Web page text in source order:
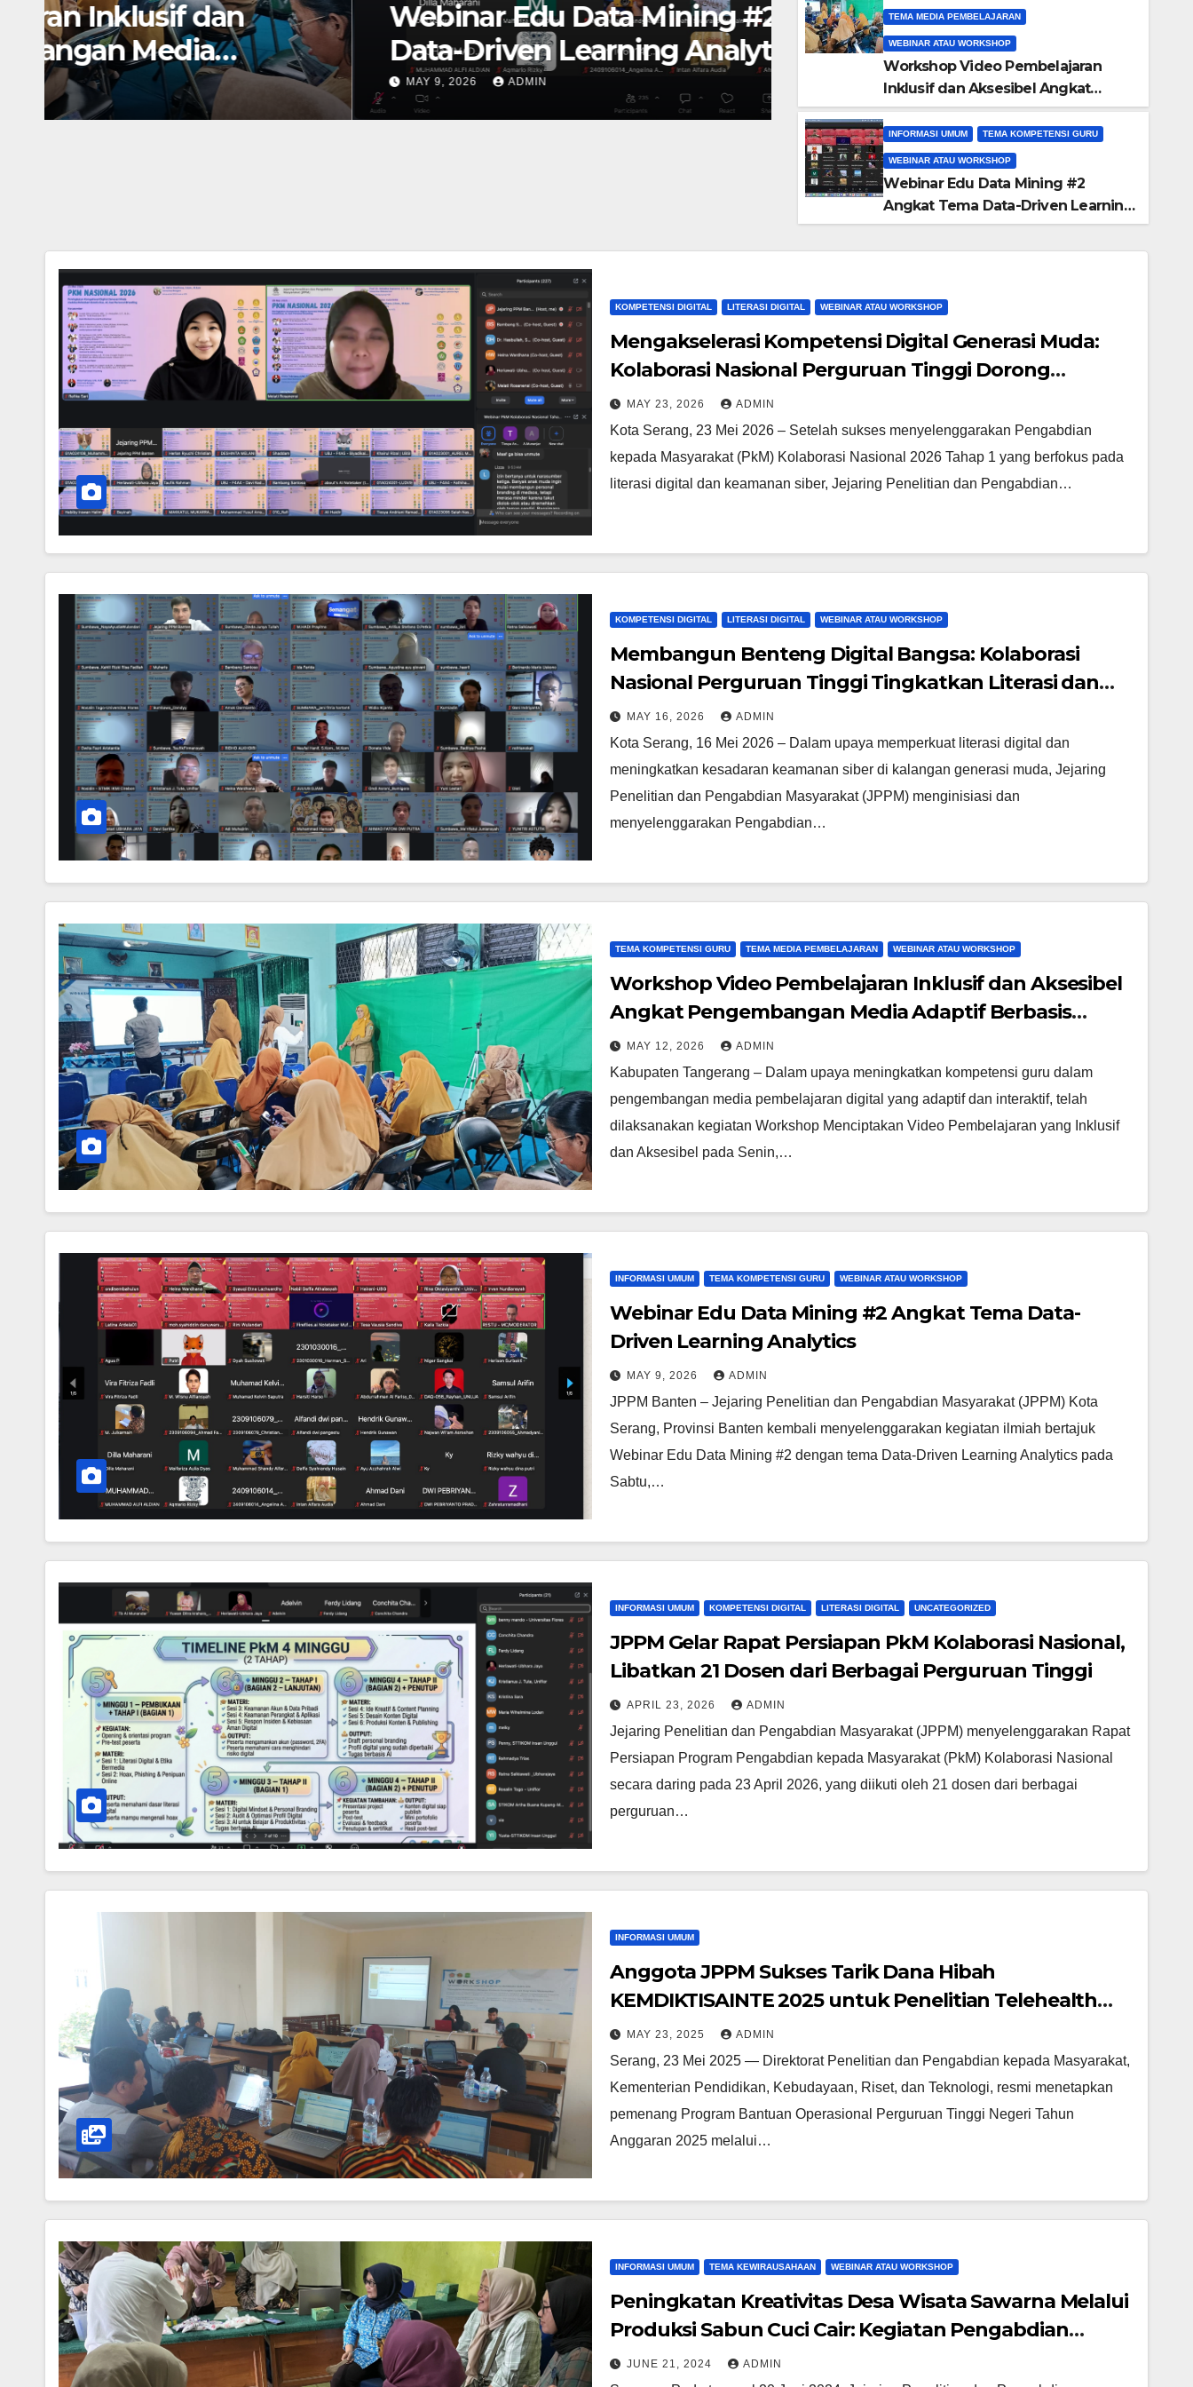
Webinar Edu Data Mining #2 Angkat Tema
Data-Driven Learning Analytics
MAY 9, 2026 ADMIN
JPPM Gelar Rapat
Nasional, Libatkan 21
Perguruan Tinggi
APRIL 23, 2026 ADMIN
Generasi Muda melalui Kegiatan
PkM
TEMA MEDIA PEMBELAJARAN
WEBINAR ATAU WORKSHOP
Workshop Video Pembelajaran
Inklusif dan Aksesibel Angkat
Pengembangan Media Adaptif
Berbasis Canva di SKH Negeri 01
Kabupaten Tangerang
INFORMASI UMUM TEMA KOMPETENSI GURU
WEBINAR ATAU WORKSHOP
Webinar Edu Data Mining #2
Angkat Tema Data-Driven Learning
Analytics
KOMPETENSI DIGITAL LITERASI DIGITAL WEBINAR ATAU WORKSHOP
Mengakselerasi Kompetensi Digital Generasi Muda:
Kolaborasi Nasional Perguruan Tinggi Dorong
Kreativitas, AI, dan Personal Branding melalui PkM
2026
MAY 23, 2026 ADMIN
Kota Serang, 23 Mei 2026 – Setelah sukses menyelenggarakan Pengabdian
kepada Masyarakat (PkM) Kolaborasi Nasional 2026 Tahap 1 yang berfokus pada
literasi digital dan keamanan siber, Jejaring Penelitian dan Pengabdian…
KOMPETENSI DIGITAL LITERASI DIGITAL WEBINAR ATAU WORKSHOP
Membangun Benteng Digital Bangsa: Kolaborasi
Nasional Perguruan Tinggi Tingkatkan Literasi dan
Keamanan Siber Generasi Muda melalui Kegiatan PkM
MAY 16, 2026 ADMIN
Kota Serang, 16 Mei 2026 – Dalam upaya memperkuat literasi digital dan
meningkatkan kesadaran keamanan siber di kalangan generasi muda, Jejaring
Penelitian dan Pengabdian Masyarakat (JPPM) menginisiasi dan
menyelenggarakan Pengabdian…
TEMA KOMPETENSI GURU TEMA MEDIA PEMBELAJARAN WEBINAR ATAU WORKSHOP
Workshop Video Pembelajaran Inklusif dan Aksesibel
Angkat Pengembangan Media Adaptif Berbasis
Canva di SKH Negeri 01 Kabupaten Tangerang
MAY 12, 2026 ADMIN
Kabupaten Tangerang – Dalam upaya meningkatkan kompetensi guru dalam
pengembangan media pembelajaran digital yang adaptif dan interaktif, telah
dilaksanakan kegiatan Workshop Menciptakan Video Pembelajaran yang Inklusif
dan Aksesibel pada Senin,…
INFORMASI UMUM TEMA KOMPETENSI GURU WEBINAR ATAU WORKSHOP
Webinar Edu Data Mining #2 Angkat Tema Data-
Driven Learning Analytics
MAY 9, 2026 ADMIN
JPPM Banten – Jejaring Penelitian dan Pengabdian Masyarakat (JPPM) Kota
Serang, Provinsi Banten kembali menyelenggarakan kegiatan ilmiah bertajuk
Webinar Edu Data Mining #2 dengan tema Data-Driven Learning Analytics pada
Sabtu,…
INFORMASI UMUM KOMPETENSI DIGITAL LITERASI DIGITAL UNCATEGORIZED
JPPM Gelar Rapat Persiapan PkM Kolaborasi Nasional,
Libatkan 21 Dosen dari Berbagai Perguruan Tinggi
APRIL 23, 2026 ADMIN
Jejaring Penelitian dan Pengabdian Masyarakat (JPPM) menyelenggarakan Rapat
Persiapan Program Pengabdian kepada Masyarakat (PkM) Kolaborasi Nasional
secara daring pada 23 April 2026, yang diikuti oleh 21 dosen dari berbagai
perguruan…
INFORMASI UMUM
Anggota JPPM Sukses Tarik Dana Hibah
KEMDIKTISAINTE 2025 untuk Penelitian Telehealth
Neonatal Android dan Model Neurofeedback EEG
Adaptif
MAY 23, 2025 ADMIN
Serang, 23 Mei 2025 — Direktorat Penelitian dan Pengabdian kepada Masyarakat,
Kementerian Pendidikan, Kebudayaan, Riset, dan Teknologi, resmi menetapkan
pemenang Program Bantuan Operasional Perguruan Tinggi Negeri Tahun
Anggaran 2025 melalui…
INFORMASI UMUM TEMA KEWIRAUSAHAAN WEBINAR ATAU WORKSHOP
Peningkatan Kreativitas Desa Wisata Sawarna Melalui
Produksi Sabun Cuci Cair: Kegiatan Pengabdian
Masyarakat JPPM dan Fakultas Teknik Universitas
JUNE 21, 2024 ADMIN